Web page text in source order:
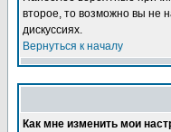
второе, то возможно вы не
дискуссиях.
Вернуться к началу
Как мне изменить мои